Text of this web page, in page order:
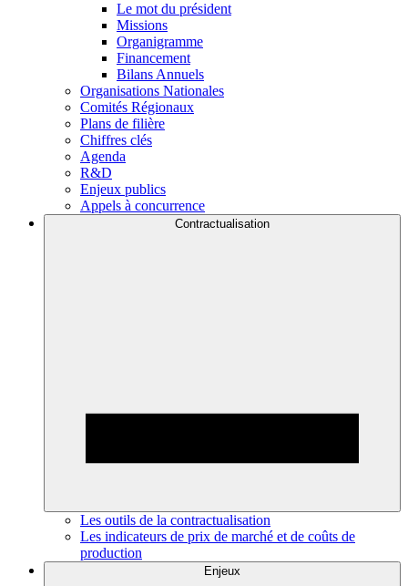
Le mot du président
Missions
Organigramme
Financement
Bilans Annuels
Organisations Nationales
Comités Régionaux
Plans de filière
Chiffres clés
Agenda
R&D
Enjeux publics
Appels à concurrence
Contractualisation
Les outils de la contractualisation
Les indicateurs de prix de marché et de coûts de
production
Enjeux